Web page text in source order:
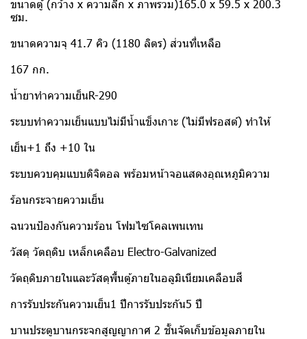
ขนาดตู้ (กว้าง x ความลึก x ภาพรวม)165.0 x 59.5 x 200.3
ซม.
ขนาดความจุ 41.7 คิว (1180 ลิตร) ส่วนที่เหลือ
167 กก.
น้ำยาทำความเย็นR-290
ระบบทำความเย็นแบบไม่มีน้ำแข็งเกาะ (ไม่มีฟรอสต์) ทำให้
เย็น+1 ถึง +10 ใน
ระบบควบคุมแบบดิจิตอล พร้อมหน้าจอแสดงอุณหภูมิความ
ร้อนกระจายความเย็น
ฉนวนป้องกันความร้อน โฟมไซโคลเพนเทน
วัสดุ วัตถุดิบ เหล็กเคลือบ Electro-Galvanized
วัตถุดิบภายในและวัสดุพื้นตู้ภายในอลูมิเนียมเคลือบสี
การรับประกันความเย็น1 ปีการรับประกัน5 ปี
บานประตูบานกระจกสูญญากาศ 2 ชั้นจัดเก็บข้อมูลภายใน